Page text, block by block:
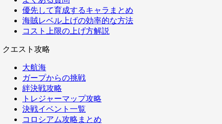
優先して育成するキャラまとめ
海賊レベル上げの効率的な方法
コスト上限の上げ方解説
クエスト攻略
大航海
ガープからの挑戦
絆決戦攻略
トレジャーマップ攻略
決戦イベント一覧
コロシアム攻略まとめ